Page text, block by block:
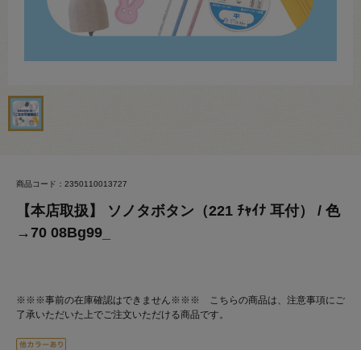
商品コード：2350110013727
【本店取扱】 ソノタボタン（221 ﾁｬｲﾅ 耳付） / 色
→70 08Bg99_
※※※事前の在庫確認はできません※※※ こちらの商品は、注意事項にご
了承いただいた上でご注文いただける商品です。